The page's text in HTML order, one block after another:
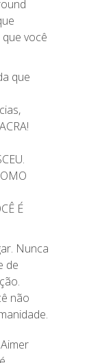
você
que
É
Nunca
de
não